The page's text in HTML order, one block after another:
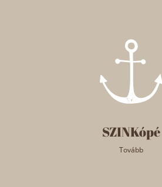
SZINKópé
Tovább